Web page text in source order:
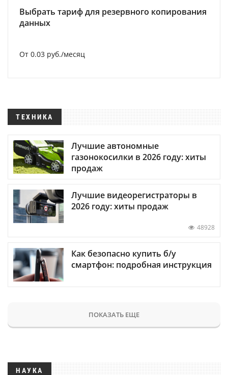
Выбрать тариф для резервного копирования
данных
От 0.03 руб./месяц
ТЕХНИКА
Лучшие автономные
газонокосилки в 2026 году: хиты
продаж
Лучшие видеорегистраторы в
2026 году: хиты продаж
48928
Как безопасно купить б/у
смартфон: подробная инструкция
ПОКАЗАТЬ ЕЩЕ
НАУКА